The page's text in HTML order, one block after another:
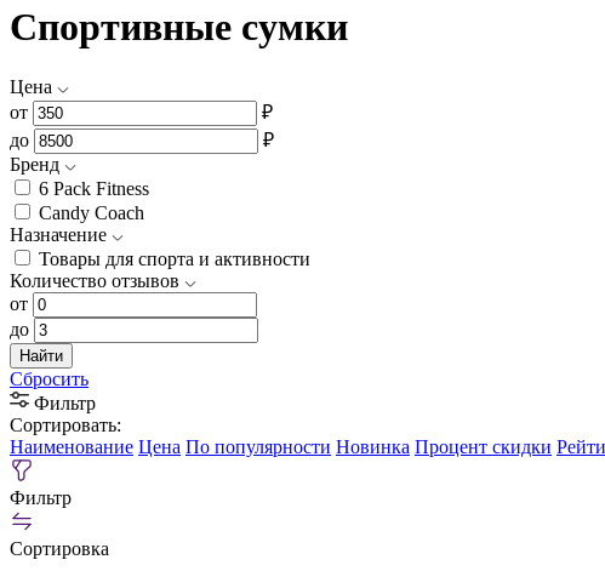
Спортивные сумки
Цена
от
₽
до
₽
Бренд
6 Pack Fitness
Candy Coach
Назначение
Товары для спорта и активности
Количество отзывов
от
до
Найти
Сбросить
Фильтр
Сортировать:
Наименование Цена По популярности Новинка Процент скидки
Фильтр
Сортировка